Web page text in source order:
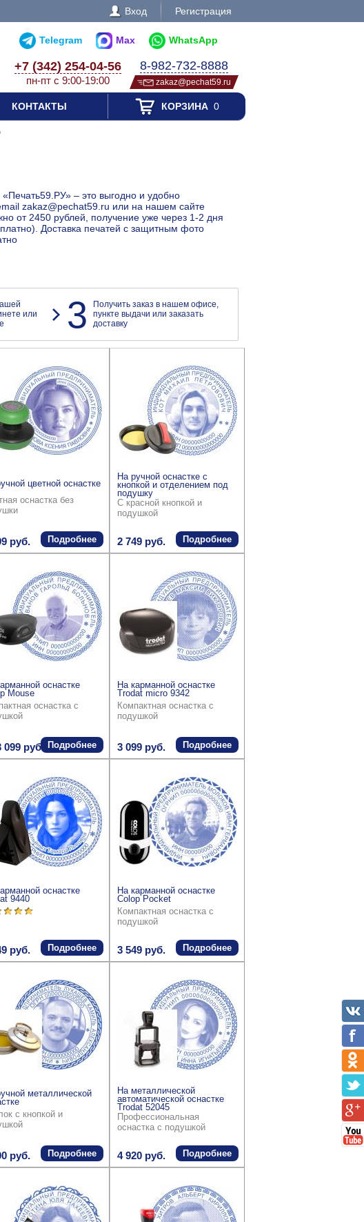
Вход Регистрация
Telegram Max WhatsApp
+7 (342) 254-04-56
пн-пт с 9:00-19:00
8-982-732-8888
zakaz@pechat59.ru
КОНТАКТЫ КОРЗИНА0
– это выгодно и удобно
zakaz@pechat59.ru или на нашем сайте
от 2450 рублей, получение уже через 1-2 дня
Доставка печатей с защитным фото
или
3
Получить заказ в нашем офисе,
пункте выдачи или заказать
доставку
цветной оснастке
оснастка без
руб. Подробнее
На ручной оснастке с
кнопкой и отделением под
подушку
С красной кнопкой и
подушкой
2 749 руб. Подробнее
оснастке
Mouse
оснастка с
099 руб. Подробнее
На карманной оснастке
Trodat micro 9342
Компактная оснастка с
подушкой
3 099 руб. Подробнее
оснастке
9440
руб. Подробнее
На карманной оснастке
Colop Pocket
Компактная оснастка с
подушкой
3 549 руб. Подробнее
металлической
с кнопкой и
руб. Подробнее
На металлической
автоматической оснастке
Trodat 52045
Профессиональная
оснастка с подушкой
4 920 руб. Подробнее